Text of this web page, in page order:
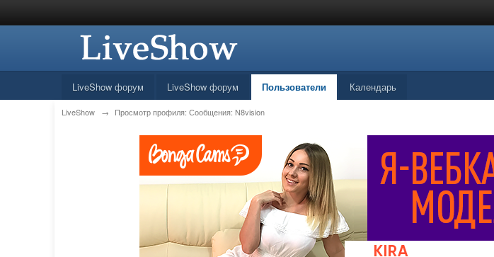
LiveShow форум LiveShow форум Пользователи Календарь
LiveShow → Просмотр профиля: Сообщения: N8vision